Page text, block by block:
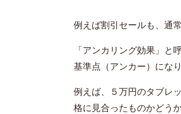
例えば割引セールも、通
「アンカリング効果」
基準点（アンカー）にな
例えば、５万円のタブレ
格に見合ったものかどう